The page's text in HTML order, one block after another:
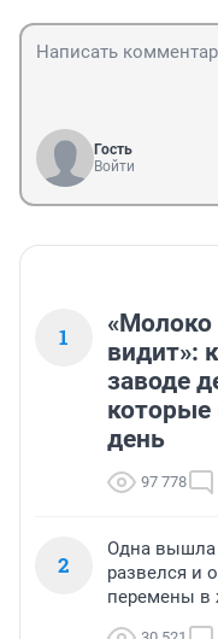
Гость
Войти
1
«Молоко
видит»:
заводе
день
97 778
2
Одна вышла
развелся и
перемены в